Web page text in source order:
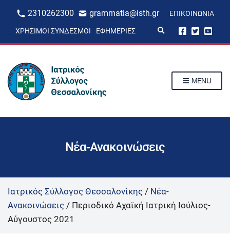
2310262300 grammatia@isth.gr ΕΠΙΚΟΙΝΩΝΊΑ
ΧΡΉΣΙΜΟΙ ΣΎΝΔΕΣΜΟΙ ΕΦΗΜΕΡΊΕΣ
p
m
MENU
Νέα-Ανακοινώσεις
Ιατρικός Σύλλογος Θεσσαλονίκης / Νέα-
Ανακοινώσεις / Περιοδικό Αχαϊκή Ιατρική Ιούλιος-
Αύγουστος 2021